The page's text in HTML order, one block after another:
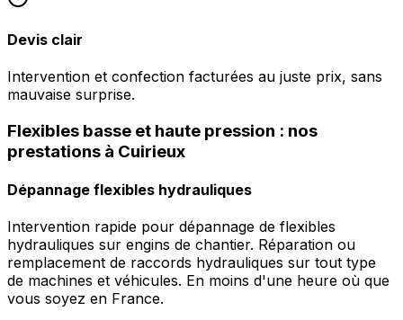
Devis clair
Intervention et confection facturées au juste prix, sans
mauvaise surprise.
Flexibles basse et haute pression : nos
prestations à Cuirieux
Dépannage flexibles hydrauliques
Intervention rapide pour dépannage de flexibles
hydrauliques sur engins de chantier. Réparation ou
remplacement de raccords hydrauliques sur tout type
de machines et véhicules. En moins d'une heure où que
vous soyez en France.